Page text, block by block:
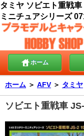
タミヤ ソビエト重戦
ミニチュアシリーズ
ホーム
ホーム ＞ AFV ＞ タミヤ
ソビエト重戦車